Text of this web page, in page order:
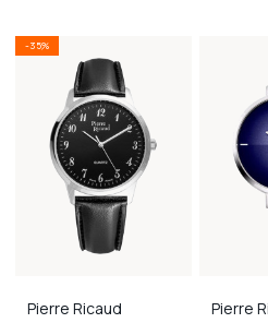
-35%
Pierre Ricaud
Pierre